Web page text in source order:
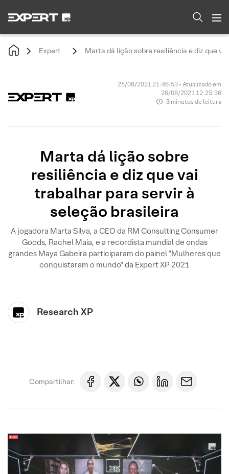
Expert Marta dá lição sobre resiliência e diz que
25/08/2021 21:46:53 • Atualizado em
26/08/2021 12:25:36
3 minutos de leitura
Marta dá lição sobre
resiliência e diz que vai
trabalhar para servir à
seleção brasileira
A jogadora Marta Silva, a CEO da RM Consulting Consumer
Goods, Rachel Maia, e a recordista mundial de ondas
grandes Maya Gabeira participaram do painel "Mulheres que
conquistaram o mundo" da Expert XP 2021
Research XP
Compartilhar: